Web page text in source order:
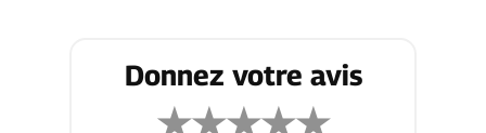
Donnez votre avis